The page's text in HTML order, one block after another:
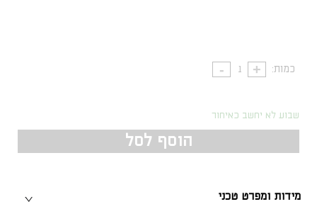
כמות:
שבוע לא יחשב כאיחור
הוסף לסל
מידות ומפרט טכני